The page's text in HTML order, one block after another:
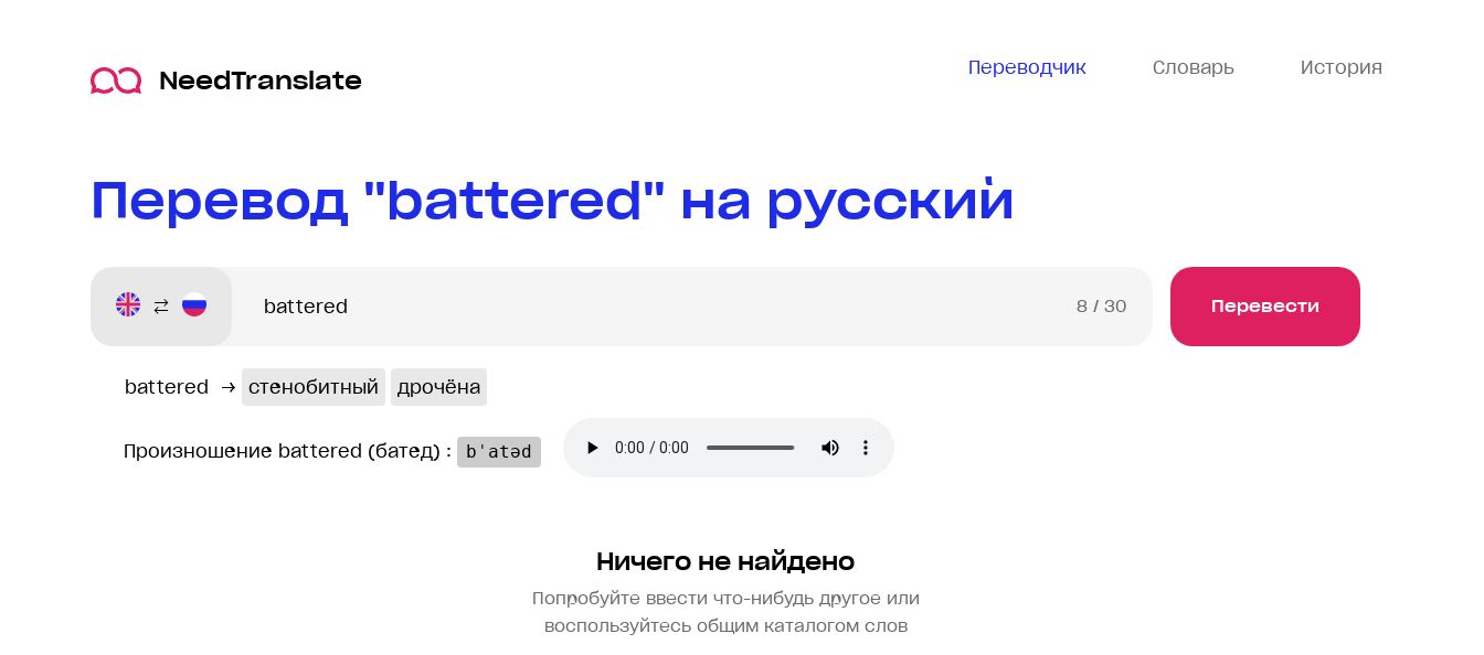
NeedTranslate Переводчик Словарь История
Перевод "battered" на русский
8 / 30 Перевести
battered → стенобитный дрочёна
Произношение battered (батед) : bˈatəd
Ничего не найдено
Попробуйте ввести что-нибудь другое или
воспользуйтесь общим каталогом слов